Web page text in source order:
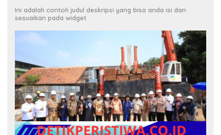
Ini adalah contoh judul deskripsi yang bisa anda isi dan
sesuaikan pada widget